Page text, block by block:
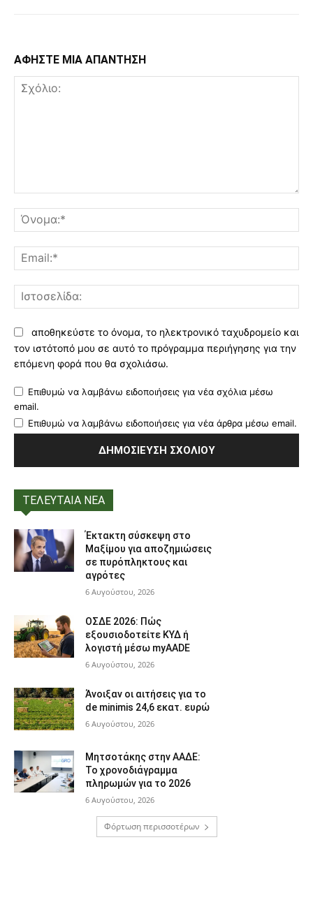
ΑΦΗΣΤΕ ΜΙΑ ΑΠΑΝΤΗΣΗ
αποθηκεύστε το όνομα, το ηλεκτρονικό ταχυδρομείο και
τον ιστότοπό μου σε αυτό το πρόγραμμα περιήγησης για την
επόμενη φορά που θα σχολιάσω.
Επιθυμώ να λαμβάνω ειδοποιήσεις για νέα σχόλια μέσω
email.
Επιθυμώ να λαμβάνω ειδοποιήσεις για νέα άρθρα μέσω email.
ΤΕΛΕΥΤΑΙΑ ΝΕΑ
Έκτακτη σύσκεψη στο
Μαξίμου για αποζημιώσεις
σε πυρόπληκτους και
αγρότες
6 Αυγούστου, 2026
ΟΣΔΕ 2026: Πώς
εξουσιοδοτείτε ΚΥΔ ή
λογιστή μέσω myAADE
6 Αυγούστου, 2026
Άνοιξαν οι αιτήσεις για το
de minimis 24,6 εκατ. ευρώ
6 Αυγούστου, 2026
Μητσοτάκης στην ΑΑΔΕ:
Το χρονοδιάγραμμα
πληρωμών για το 2026
6 Αυγούστου, 2026
Φόρτωση περισσοτέρων